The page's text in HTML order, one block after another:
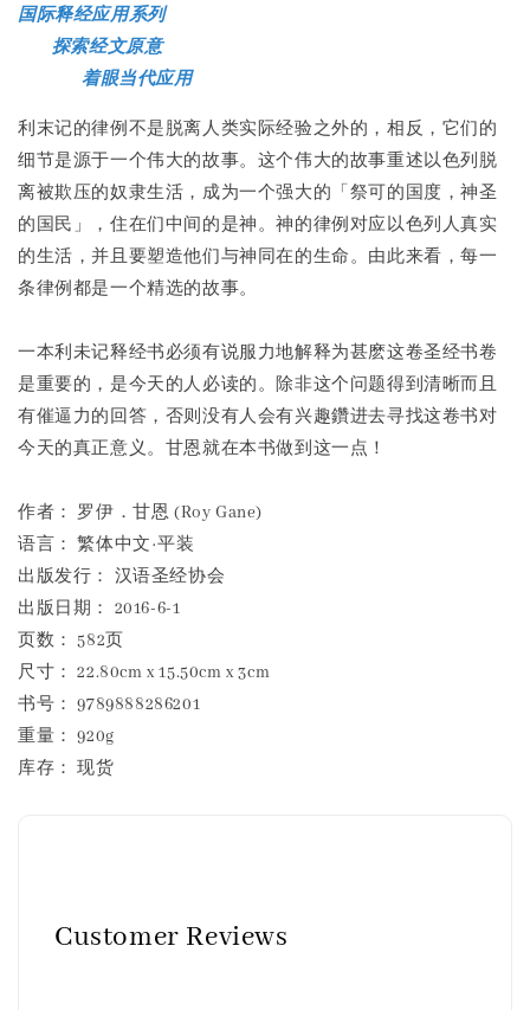
国际释经应用系列
探索经文原意
着眼当代应用
利末记的律例不是脱离人类实际经验之外的，相反，它们的
细节是源于一个伟大的故事。这个伟大的故事重述以色列脱
离被欺压的奴隶生活，成为一个强大的「祭可的国度，神圣
的国民」，住在们中间的是神。神的律例对应以色列人真实
的生活，并且要塑造他们与神同在的生命。由此来看，每一
条律例都是一个精选的故事。
一本利未记释经书必须有说服力地解释为甚麽这卷圣经书卷
是重要的，是今天的人必读的。除非这个问题得到清晰而且
有催逼力的回答，否则没有人会有兴趣鑽进去寻找这卷书对
今天的真正意义。甘恩就在本书做到这一点！
作者： 罗伊．甘恩 (Roy Gane)
语言： 繁体中文·平装
出版发行： 汉语圣经协会
出版日期： 2016-6-1
页数： 582页
尺寸： 22.80cm x 15.50cm x 3cm
书号： 9789888286201
重量： 920g
库存： 现货
Customer Reviews